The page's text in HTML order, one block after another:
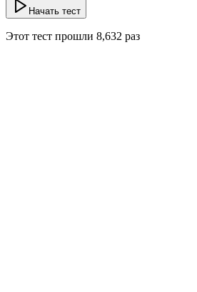
Начать тест
Этот тест прошли 8,632 раз